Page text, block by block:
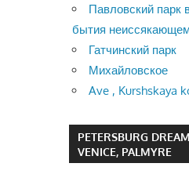
Павловский парк
бытия
Гатчинский парк
Михайловское
Ave , Kurshskaya
PETERSBURG
VENICE, PALMYRE